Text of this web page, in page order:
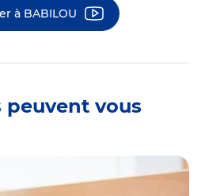
à BABILOU
peuvent vous